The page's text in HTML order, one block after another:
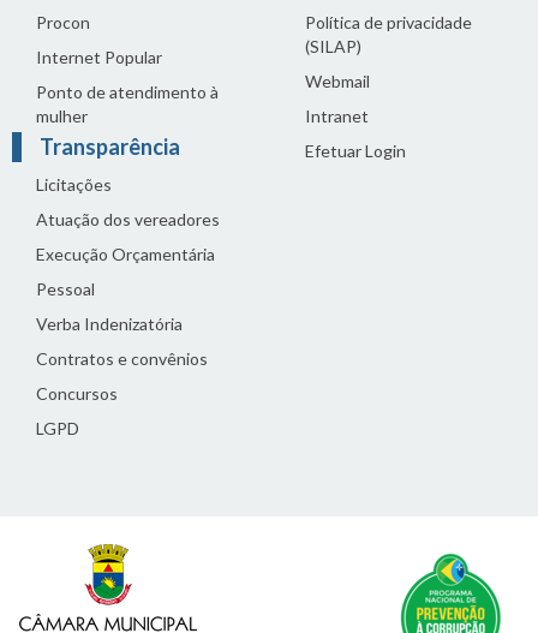
Procon
Internet Popular
Ponto de atendimento à
mulher
Transparência
Licitações
Atuação dos vereadores
Execução Orçamentária
Pessoal
Verba Indenizatória
Contratos e convênios
Concursos
LGPD
Política de privacidade
(SILAP)
Webmail
Intranet
Efetuar Login